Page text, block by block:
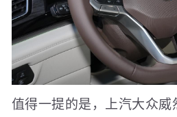
值得一提的是，上汽大众